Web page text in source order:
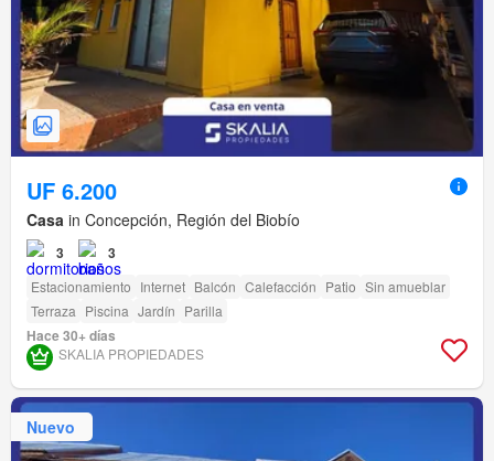
UF 6.200
Casa in Concepción, Región del Biobío
3 3
Estacionamiento Internet Balcón Calefacción Patio Sin amueblar
Terraza Piscina Jardín Parilla
Hace 30+ días
SKALIA PROPIEDADES
Nuevo